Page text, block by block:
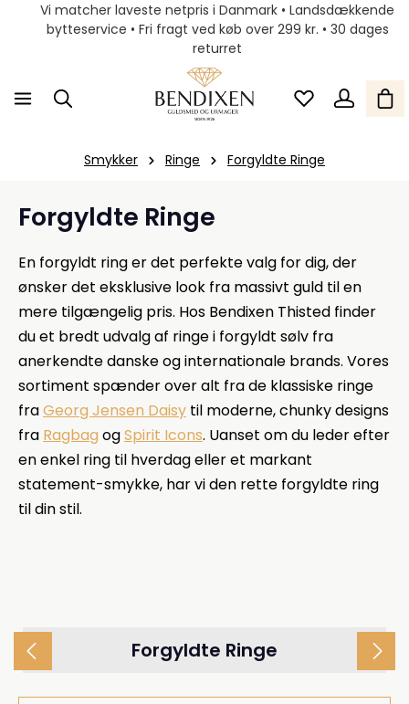
Vi matcher laveste netpris i Danmark • Landsdækkende
bytteservice • Fri fragt ved køb over 299 kr. • 30 dages
returret
Smykker Ringe Forgyldte Ringe
Forgyldte Ringe
En forgyldt ringer det perfekte valg for dig, der
ønsker det eksklusive look fra massivt guld til en
mere tilgængelig pris. Hos Bendixen Thisted finder
du et bredt udvalg af ringe i forgyldt sølv fra
anerkendte danske og internationale brands. Vores
sortiment spænder over alt fra de klassiske ringe
fraGeorg Jensen Daisy til moderne, chunky designs
fra Ragbag ogSpirit Icons. Uanset om du leder efter
en enkel ring til hverdag eller et markant
statement-smykke, har vi den rette forgyldte ring
til din stil.
Forgyldte Ringe